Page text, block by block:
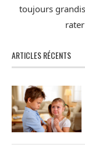
toujours
ARTICLES RÉCENTS